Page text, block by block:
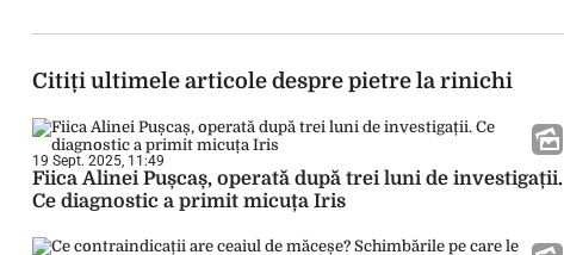
Citiți ultimele articole despre pietre la rinichi
19 Sept. 2025, 11:49
Fiica Alinei Pușcaș, operată după trei luni de investigații.
Ce diagnostic a primit micuța Iris